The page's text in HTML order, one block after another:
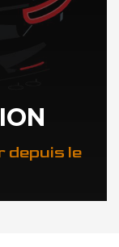
depuis le